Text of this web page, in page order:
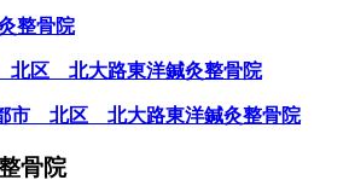
整骨院
北区 北大路東洋鍼灸整骨院
市 北区 北大路東洋鍼灸整骨院